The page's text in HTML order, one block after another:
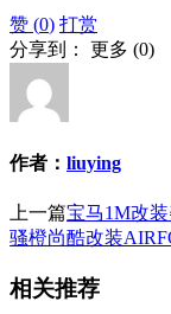
赞 (0) 打赏
分享到： 更多 (0)
作者： liuying
上一篇宝马1M改
骚橙尚酷改装
相关推荐